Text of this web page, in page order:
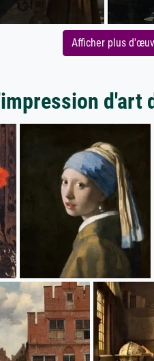
Afficher plus
d'art